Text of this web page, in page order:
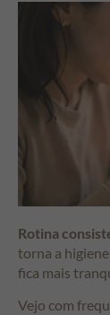
Rotina
torna a
fica mais
Vejo com